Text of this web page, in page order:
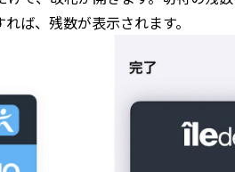
ば、残数が表示されます。